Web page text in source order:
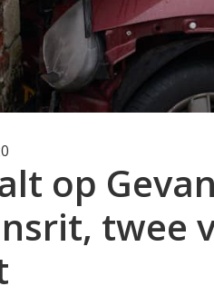
op
twee